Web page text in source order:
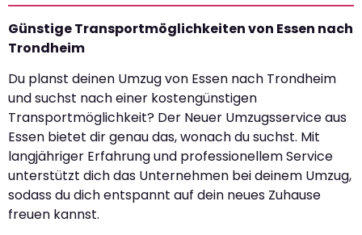
Günstige Transportmöglichkeiten von Essen nach
Trondheim
Du planst deinen Umzug von Essen nach Trondheim
und suchst nach einer kostengünstigen
Transportmöglichkeit? Der Neuer Umzugsservice aus
Essen bietet dir genau das, wonach du suchst. Mit
langjähriger Erfahrung und professionellem Service
unterstützt dich das Unternehmen bei deinem Umzug,
sodass du dich entspannt auf dein neues Zuhause
freuen kannst.